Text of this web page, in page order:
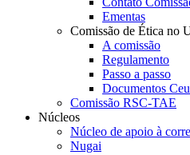
Ementas
Comissão de Ética no
A comissão
Regulamento
Passo a passo
Documentos
Comissão RSC-TAE
Núcleos
Núcleo de apoio à
Nugai